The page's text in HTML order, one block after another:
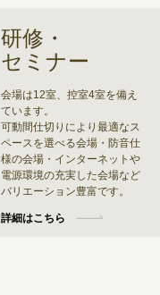
研修・
セミナー
会場は12室、控室4室を備え
ています。
可動間仕切りにより最適なス
ペースを選べる会場・防音仕
様の会場・インターネットや
電源環境の充実した会場など
バリエーション豊富です。
詳細はこちら